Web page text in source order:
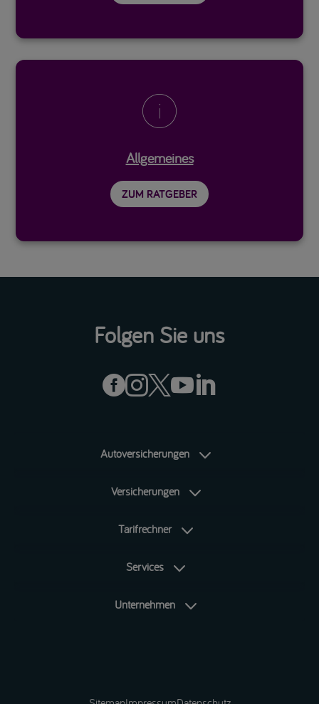

Allgemeines
ZUM RATGEBER
Folgen Sie uns

Autoversicherungen
Versicherungen
Tarifrechner
Services
Unternehmen